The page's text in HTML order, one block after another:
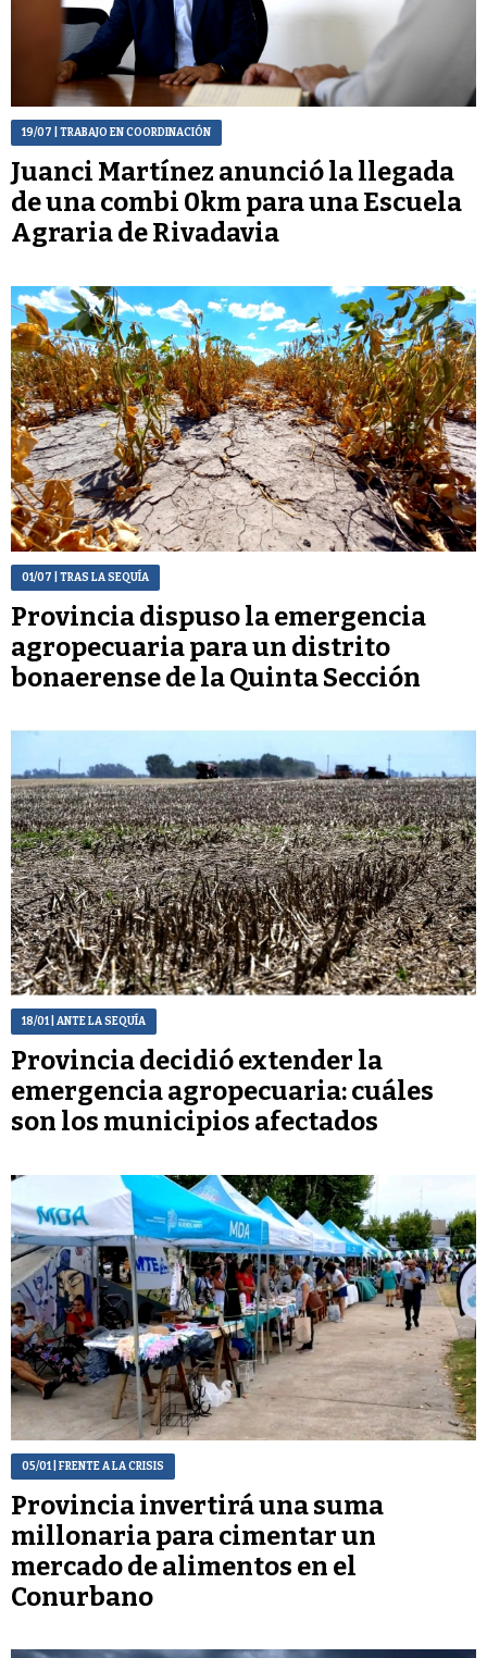
19/07 | TRABAJO EN COORDINACIÓN
Juanci Martínez anunció la llegada
de una combi 0km para una Escuela
Agraria de Rivadavia
01/07 | TRAS LA SEQUÍA
Provincia dispuso la emergencia
agropecuaria para un distrito
bonaerense de la Quinta Sección
18/01| ANTE LA SEQUÍA
Provincia decidió extender la
emergencia agropecuaria: cuáles
son los municipios afectados
05/01| FRENTE A LA CRISIS
Provincia invertirá una suma
millonaria para cimentar un
mercado de alimentos en el
Conurbano